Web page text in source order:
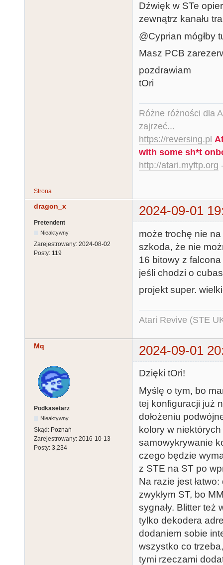
Dźwięk w STe
zewnątrz kanału
@Cyprian mógłby
Masz PCB
pozdrawiam
tOri
Różne różności dla
zajrzeć...
https://reversing.pl
with some sh*t
http://atari.myftp.org
Strona
dragon_x 2024-09-01
Pretendent
Nieaktywny
Zarejestrowany: 2024-08-02
Posty: 119
może trochę nie
szkoda, że nie
16 bitowy z
jeśli chodzi o
projekt super.
Atari Revive (STE
Mq 2024-09-01
Podkasetarz
Nieaktywny
Skąd: Poznań
Zarejestrowany: 2016-10-13
Posty: 3,234
Dzięki tOri!
Myślę o tym, bo
tej konfiguracji już
dołożeniu
kolory w
samowykrywanie
czego będzie
z STE na ST po
Na razie jest
zwykłym ST, bo
sygnały. Blitter też
tylko dekodera
dodaniem sobie
wszystko co
tymi rzeczami